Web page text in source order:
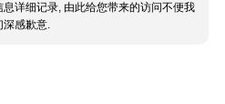
息详细记录, 由此给您带来的访问不便我
深感歉意.